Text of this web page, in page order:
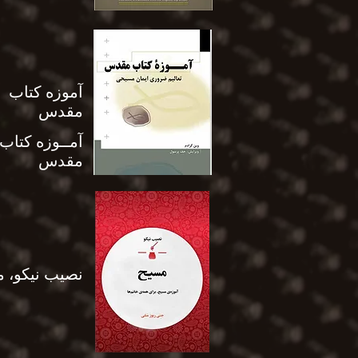
آموزه کتاب
مقدس
آمــوزه کتاب
مقدس
نصیب